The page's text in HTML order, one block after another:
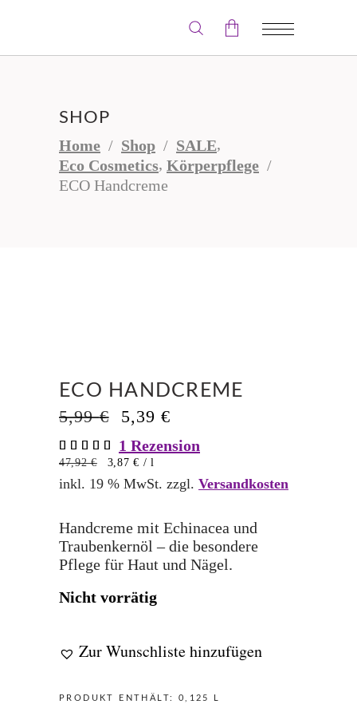
SHOP
Home / Shop / SALE,
Eco Cosmetics, Körperpflege /
ECO Handcreme
ECO HANDCREME
5,99€
Ursprünglicher
war:
5,99 €
5,39€
ist:
Bewertet
mit
5.00
von 5,
11 Rezension
47,92€ 3,87€ / l
inkl. 19 % MwSt. zzgl. Versandkosten
Handcreme mit Echinacea und
Traubenkernöl – die besondere
Pflege für Haut und Nägel.
Nicht vorrätig
Zur Wunschliste hinzufügen
PRODUKT ENTHÄLT: 0,125